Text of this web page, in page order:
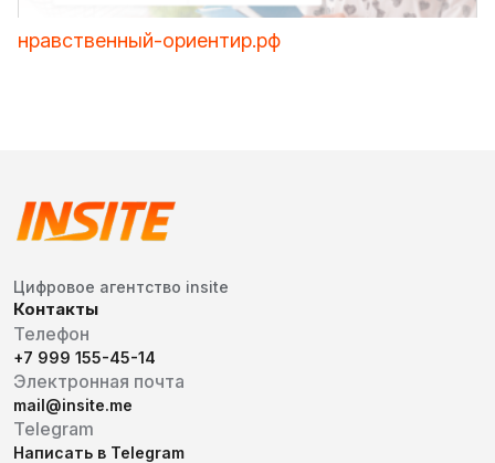
нравственный-ориентир.рф
Цифровое агентство insite
Контакты
Телефон
+7 999 155-45-14
Электронная почта
mail@insite.me
Telegram
Написать в Telegram